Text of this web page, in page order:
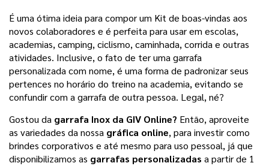
É uma ótima ideia para compor um Kit de boas-vindas aos
novos colaboradores e é perfeita para usar em escolas,
academias, camping, ciclismo, caminhada, corrida e outras
atividades. Inclusive, o fato de ter uma garrafa
personalizada com nome, é uma forma de padronizar seus
pertences no horário do treino na academia, evitando se
confundir com a garrafa de outra pessoa. Legal, né?
Gostou da garrafa Inox da GIV Online? Então, aproveite
as variedades da nossa gráfica online, para investir como
brindes corporativos e até mesmo para uso pessoal, já que
disponibilizamos as garrafas personalizadas a partir de 1